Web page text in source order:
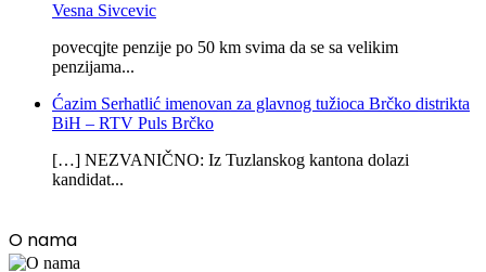
Vesna Sivcevic
povecqjte penzije po 50 km svima da se sa velikim
penzijama...
Ćazim Serhatlić imenovan za glavnog tužioca Brčko distrikta
BiH – RTV Puls Brčko
[…] NEZVANIČNO: Iz Tuzlanskog kantona dolazi
kandidat...
O nama